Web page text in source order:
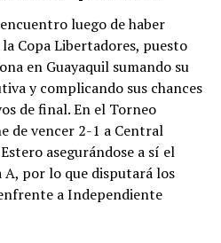
luego de haber
Copa Libertadores, puesto
en Guayaquil sumando su
y complicando sus chances
de final. En el Torneo
de vencer 2-1 a Central
asegurándose a sí el
A, por lo que disputará los
a Independiente